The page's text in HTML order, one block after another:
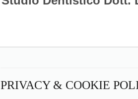
PRIVACY & COOKIE